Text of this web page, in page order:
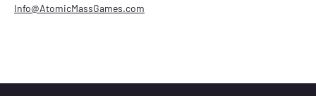
Info@AtomicMassGames.com